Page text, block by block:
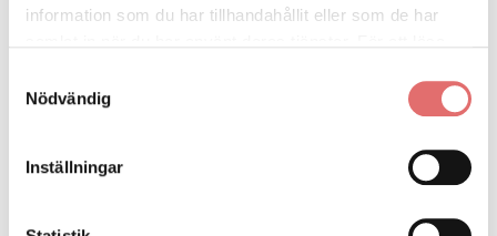
information som du har tillhandahållit eller som de har
mer här.
Nödvändig
Inställningar
Klargör hyrans storlek, betalningsdatum och hur